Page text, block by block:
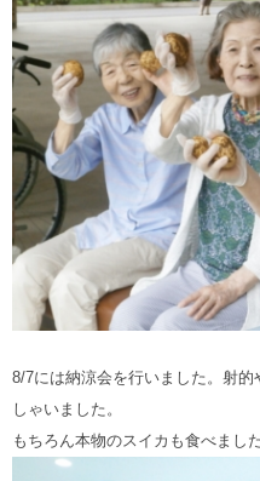
8/7には納涼会を行いました。射
しゃいました。
もちろん本物のスイカも食べました